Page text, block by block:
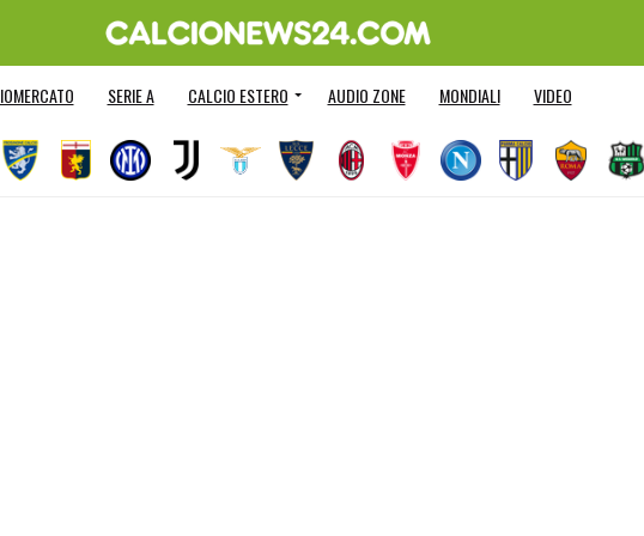
SERIE A CALCIO ESTERO AUDIO ZONE MONDIALI VIDEO